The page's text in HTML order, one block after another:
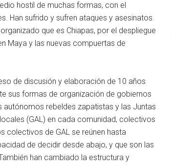
hostil de muchas formas, con el
Han sufrido y sufren ataques y asesinatos.
que es Chiapas, por el despliegue
Maya y las nuevas compuertas de
de discusión y elaboración de 10 años
sus formas de organización de gobiernos
autónomos rebeldes zapatistas y las Juntas
(GAL) en cada comunidad, colectivos
colectivos de GAL se reúnen hasta
de decidir desde abajo, y que son las
han cambiado la estructura y